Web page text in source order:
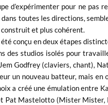
d’expérimenter pour ne pas
toutes les directions,
construit et plus cohérent.
conçu en deux étapes
des studios isolés pour
Godfrey (claviers, chant),
un nouveau batteur, mais
a créé une émulation entre
Pat Mastelotto (Mister Mister,